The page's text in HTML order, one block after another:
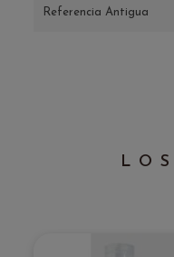
Referencia Antigua